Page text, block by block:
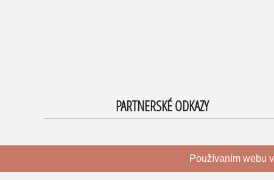
Používaním webu
PARTNERSKÉ ODKAZY